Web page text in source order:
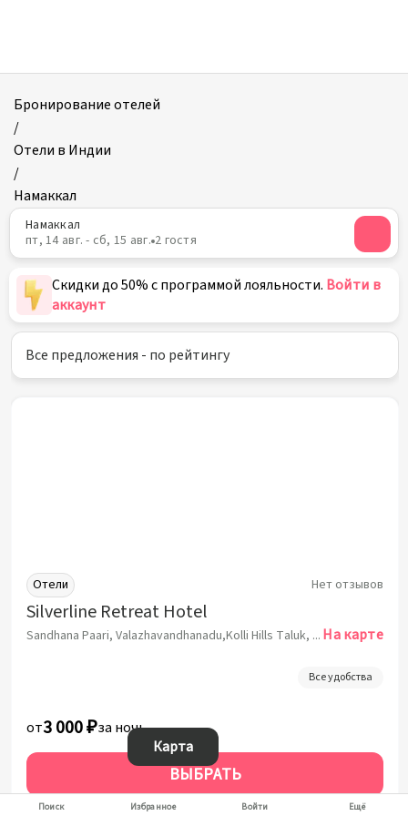
Бронирование отелей
/
Отели в Индии
/
Намаккал
Намаккал
пт, 14 авг. - сб, 15 авг. 2 гостя
Скидки до 50% с программой лояльности. Войти в
аккаунт
Все предложения - по рейтингу
Отели
Silverline Retreat Hotel
Sandhana Paari, Valazhavandhanadu,Kolli Hills Taluk, Namakkal Dist, Намаккал На карте
Нет отзывов
Все удобства
от3 000 ₽за ночь
ВЫБРАТЬ
За 1 ночь от: 3 000 ₽
Карта
Поиск Избранное Войти Ещё